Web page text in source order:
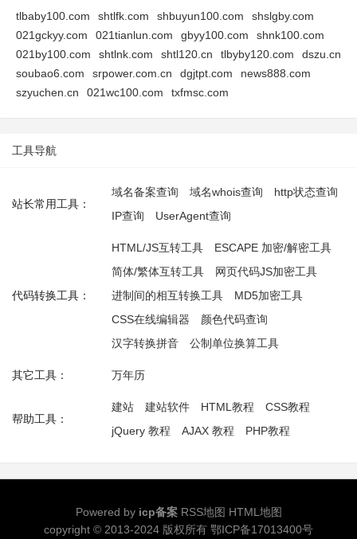
tlbaby100.com shtlfk.com shbuyun100.com
shslgby.com
021gckyy.com
021tianlun.com gbyy100.com
shnk100.com
021by100.com
shtlnk.com shtl120.cn tlbyby120.com
dszu.cn
soubao6.com
srpower.com.cn dgjtpt.com
news888.com
szyuchen.cn
021wc100.com txfmsc.com
工具导航
站长常用工具：
域名备案查询 域名whois查询
http状态查询
IP查询
UserAgent查询
代码转换工具：
HTML/JS互转工具
ESCAPE 加密/解密工具
简体/繁体互转工具
网页代码JS加密工具
进制间的相互转换工具
MD5加密工具
CSS在线编辑器
颜色代码查询
汉字转换拼音
公制单位换算工具
其它工具： 万年历
帮助工具：
建站 建站软件 HTML教程
CSS教程
jQuery 教程
AJAX 教程 PHP教程
Powered by icp备案 RSS地图 HTML地图
copyright © 2013-2024 版权所有 鄂ICP备17013400号